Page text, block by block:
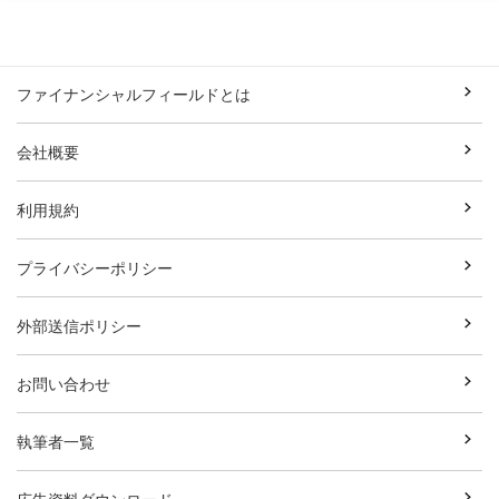
ファイナンシャルフィールドとは
会社概要
利用規約
プライバシーポリシー
外部送信ポリシー
お問い合わせ
執筆者一覧